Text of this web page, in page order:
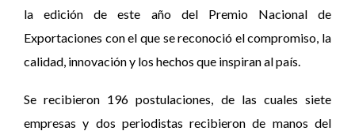
la edición de este año del Premio Nacional de
Exportaciones con el que se reconoció el compromiso, la
calidad, innovación y los hechos que inspiran al país.
Se recibieron 196 postulaciones, de las cuales siete
empresas y dos periodistas recibieron de manos del